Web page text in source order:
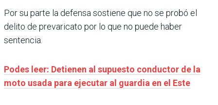
Por su parte la defensa sostiene que no se probó el
delito de prevaricato por lo que no puede haber
sentencia.
Podes leer: Detienen al supuesto conductor de la
moto usada para ejecutar al guardia en el Este